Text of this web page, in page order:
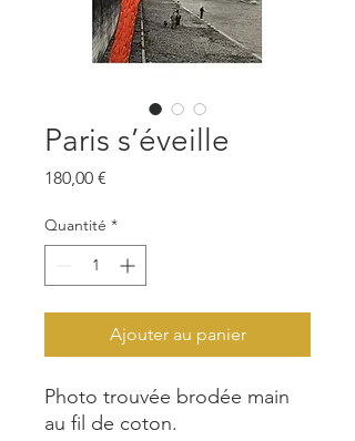
Paris s’éveille
180,00 €
Quantité *
Ajouter au panier
Photo trouvée brodée main
au fil de coton.